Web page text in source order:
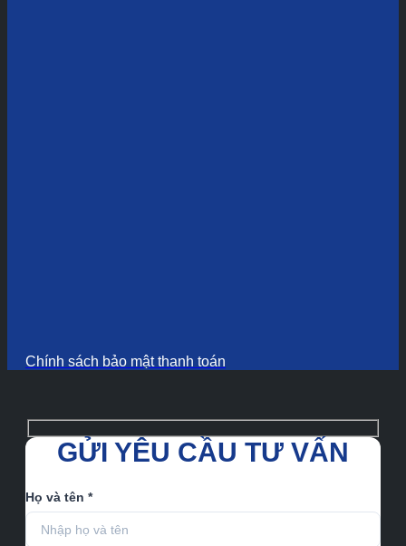
Chính sách bảo mật thanh toán
GỬI YÊU CẦU TƯ VẤN
Họ và tên *